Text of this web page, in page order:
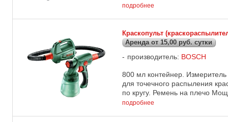
подробнее
Краскопульт
Аренда от 15,00 руб. сутки
производитель: BOSCH
800 мл контейнер.
для точечного распыления
по кругу. Ремень на плечо
подробнее